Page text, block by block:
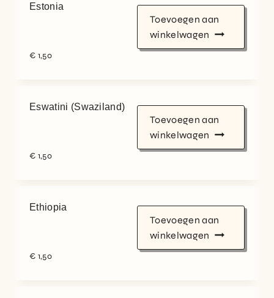
Estonia
€ 1,50
Toevoegen aan
winkelwagen
Eswatini (Swaziland)
€ 1,50
Toevoegen aan
winkelwagen
Ethiopia
€ 1,50
Toevoegen aan
winkelwagen